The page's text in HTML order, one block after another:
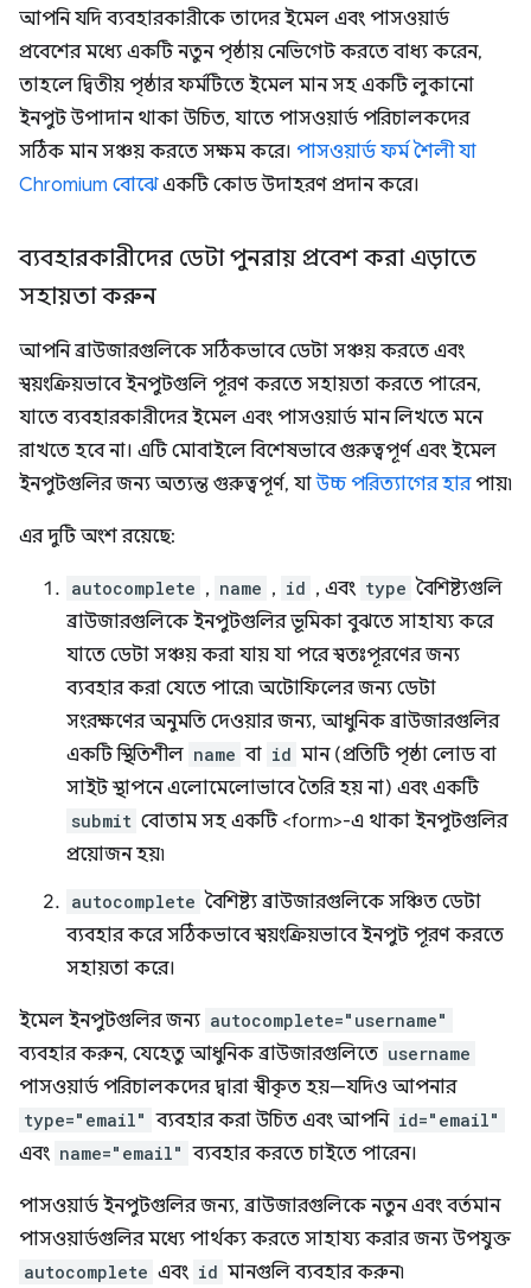
আপনি যদি ব্যবহারকারীকে তাদের ইমেল এবং পাসওয়ার্ড
প্রবেশের মধ্যে একটি নতুন পৃষ্ঠায় নেভিগেট করতে বাধ্য করেন,
তাহলে দ্বিতীয় পৃষ্ঠার ফর্মটিতে ইমেল মান সহ একটি লুকানো
ইনপুট উপাদান থাকা উচিত, যাতে পাসওয়ার্ড পরিচালকদের
সঠিক মান সঞ্চয় করতে সক্ষম করে। পাসওয়ার্ড ফর্ম শৈলী যা
Chromium বোঝেএকটি কোড উদাহরণ প্রদান করে।
ব্যবহারকারীদের ডেটা পুনরায় প্রবেশ করা এড়াতে
সহায়তা করুন
আপনি ব্রাউজারগুলিকে সঠিকভাবে ডেটা সঞ্চয় করতে এবং
স্বয়ংক্রিয়ভাবে ইনপুটগুলি পূরণ করতে সহায়তা করতে পারেন,
যাতে ব্যবহারকারীদের ইমেল এবং পাসওয়ার্ড মান লিখতে মনে
রাখতে হবে না। এটি মোবাইলে বিশেষভাবে গুরুত্বপূর্ণ এবং ইমেল
ইনপুটগুলির জন্য অত্যন্ত গুরুত্বপূর্ণ, যাউচ্চ পরিত্যাগের হারপায়৷
এর দুটি অংশ রয়েছে:
autocomplete , name , id , এবং type বৈশিষ্ট্যগুলি
ব্রাউজারগুলিকে ইনপুটগুলির ভূমিকা বুঝতে সাহায্য করে
যাতে ডেটা সঞ্চয় করা যায় যা পরে স্বতঃপূরণের জন্য
ব্যবহার করা যেতে পারে৷ অটোফিলের জন্য ডেটা
সংরক্ষণের অনুমতি দেওয়ার জন্য, আধুনিক ব্রাউজারগুলির
একটি স্থিতিশীল name বা id মান (প্রতিটি পৃষ্ঠা লোড বা
সাইট স্থাপনে এলোমেলোভাবে তৈরি হয় না) এবং একটি
submit বোতাম সহ একটি <form>-এ থাকা ইনপুটগুলির
প্রয়োজন হয়৷
autocomplete বৈশিষ্ট্য ব্রাউজারগুলিকে সঞ্চিত ডেটা
ব্যবহার করে সঠিকভাবে স্বয়ংক্রিয়ভাবে ইনপুট পূরণ করতে
সহায়তা করে।
ইমেল ইনপুটগুলির জন্য autocomplete="username"
ব্যবহার করুন, যেহেতু আধুনিক ব্রাউজারগুলিতে username
পাসওয়ার্ড পরিচালকদের দ্বারা স্বীকৃত হয়—যদিও আপনার
type="email" ব্যবহার করা উচিত এবং আপনি id="email"
এবং name="email" ব্যবহার করতে চাইতে পারেন।
পাসওয়ার্ড ইনপুটগুলির জন্য, ব্রাউজারগুলিকে নতুন এবং বর্তমান
পাসওয়ার্ডগুলির মধ্যে পার্থক্য করতে সাহায্য করার জন্য উপযুক্ত
autocomplete এবং id মানগুলি ব্যবহার করুন৷